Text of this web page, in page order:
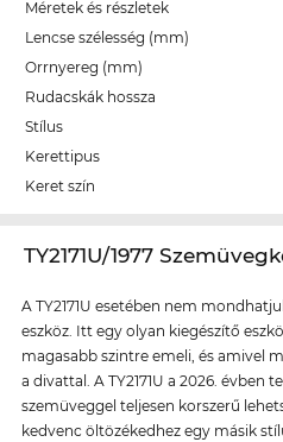
Méretek és részletek
Lencse szélesség (mm)
Orrnyereg (mm)
Rudacskák hossza
Stílus
Kerettipus
Keret szín
‌TY2171U/1977
A TY2171U esetében nem
eszköz. Itt egy olyan kiegészítő
magasabb szintre emeli, és amivel
a divattal. A TY2171U a 2026. évben
szemüveggel teljesen korszerű
kedvenc öltözékedhez egy másik